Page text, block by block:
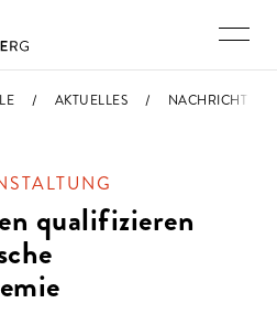
AKTUELLES NACHRICHT
qualifizieren